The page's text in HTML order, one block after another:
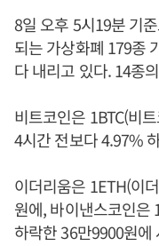
8일 오후 5시19분 기
되는 가상화폐 179종
다 내리고 있다. 14종
비트코인은 1BTC(비
4시간 전보다 4.97%
이더리움은 1ETH(이
원에, 바이낸스코인은
하락한 36만9900원에